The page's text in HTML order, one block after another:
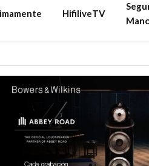
HifiliveTV